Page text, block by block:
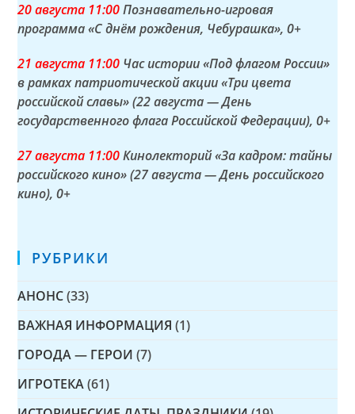
20 августа 11:00Познавательно-игровая
программа «С днём рождения, Чебурашка», 0+
21 августа 11:00 Час истории «Под флагом России»
в рамках патриотической акции «Три цвета
российской славы» (22 августа — День
государственного флага Российской Федерации), 0+
27 августа 11:00Кинолекторий «За кадром: тайны
российского кино» (27 августа — День российского
кино), 0+
РУБРИКИ
АНОНС (33)
ВАЖНАЯ ИНФОРМАЦИЯ (1)
ГОРОДА — ГЕРОИ (7)
ИГРОТЕКА (61)